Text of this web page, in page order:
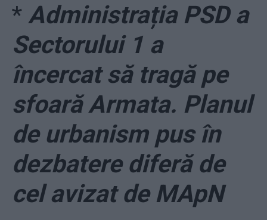
* Administrația PSD a
Sectorului 1 a
încercat să tragă pe
sfoară Armata. Planul
de urbanism pus în
dezbatere diferă de
cel avizat de MApN